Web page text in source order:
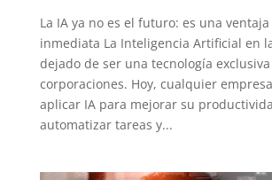
La IA ya no es el futuro: es una
inmediata La Inteligencia Artificial en
dejado de ser una tecnología
corporaciones. Hoy, cualquier
aplicar IA para mejorar su
automatizar tareas y...